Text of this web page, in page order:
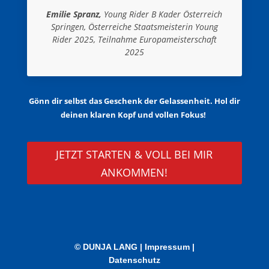
Emilie Spranz, Young Rider B Kader Österreich
Springen, Österreiche Staatsmeisterin Young
Rider 2025, Teilnahme Europameisterschaft
2025
Gönn dir selbst das Geschenk der Gelassenheit. Hol dir
deinen klaren Kopf und vollen Fokus!
JETZT STARTEN & VOLL BEI MIR
ANKOMMEN!
© DUNJA LANG | Impressum|
Datenschutz